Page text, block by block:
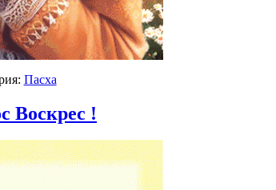
Пасха
Воскрес !